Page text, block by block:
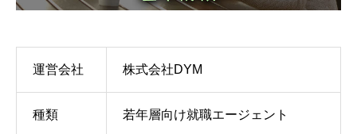
運営会社 株式会社DYM
種類 若年層向け就職エージェント